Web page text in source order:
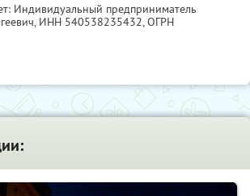
Индивидуальный предприниматель
ИНН 540538235432, ОГРН